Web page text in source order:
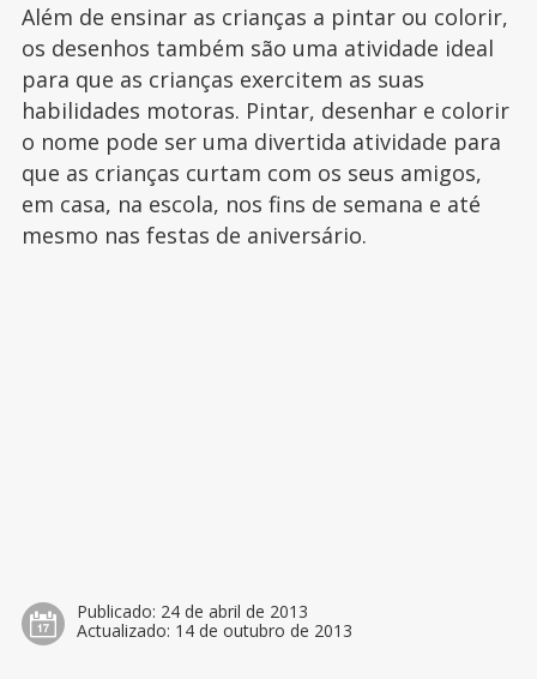
Além de ensinar as crianças a pintar ou colorir,
os desenhos também são uma atividade ideal
para que as crianças exercitem as suas
habilidades motoras. Pintar, desenhar e colorir
o nome pode ser uma divertida atividade para
que as crianças curtam com os seus amigos,
em casa, na escola, nos fins de semana e até
mesmo nas festas de aniversário.
Publicado: 24 de abril de 2013
Actualizado: 14 de outubro de 2013